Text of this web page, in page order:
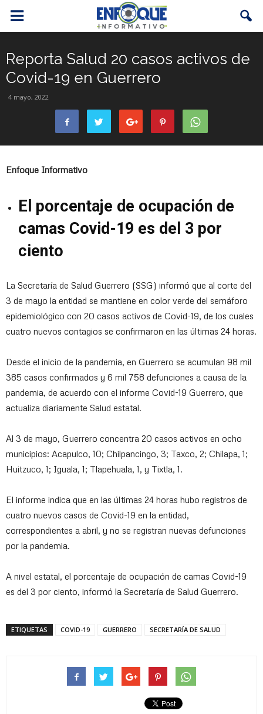
Reporta Salud 20 casos activos de
Covid-19 en Guerrero
4 mayo, 2022
Enfoque Informativo
El porcentaje de ocupación de
camas Covid-19 es del 3 por
ciento
La Secretaría de Salud Guerrero (SSG) informó que al corte del
3 de mayo la entidad se mantiene en color verde del semáforo
epidemiológico con 20 casos activos de Covid-19, de los cuales
cuatro nuevos contagios se confirmaron en las últimas 24 horas.
Desde el inicio de la pandemia, en Guerrero se acumulan 98 mil
385 casos confirmados y 6 mil 758 defunciones a causa de la
pandemia, de acuerdo con el informe Covid-19 Guerrero, que
actualiza diariamente Salud estatal.
Al 3 de mayo, Guerrero concentra 20 casos activos en ocho
municipios: Acapulco, 10; Chilpancingo, 3; Taxco, 2; Chilapa, 1;
Huitzuco, 1; Iguala, 1; Tlapehuala, 1, y Tixtla, 1.
El informe indica que en las últimas 24 horas hubo registros de
cuatro nuevos casos de Covid-19 en la entidad,
correspondientes a abril, y no se registran nuevas defunciones
por la pandemia.
A nivel estatal, el porcentaje de ocupación de camas Covid-19
es del 3 por ciento, informó la Secretaría de Salud Guerrero.
ETIQUETAS COVID-19 GUERRERO SECRETARÍA DE SALUD